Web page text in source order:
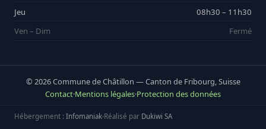
Jeu
08h30 – 11h30
Ven – Dim
Fermé
© 2026 Commune de Châtillon — Canton de Fribourg, Suisse
Contact·Mentions légales·Protection des données
Hébergement : Infomaniak·Réalisé par Dukiwi SA